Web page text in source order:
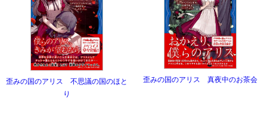
歪みの国のアリス 不思議の国のほと
り
歪みの国のアリス 真夜中のお茶会